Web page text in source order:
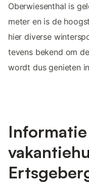
Oberwiesenthal is
meter en is de
hier diverse
tevens bekend om
wordt dus genieten